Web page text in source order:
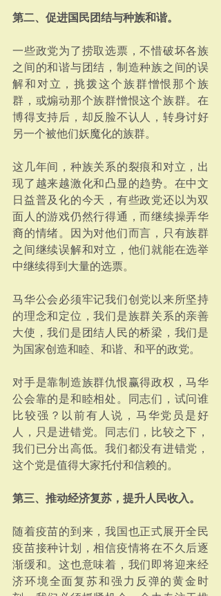
第二、促进国民团结与种族和谐。
一些政党为了捞取选票，不惜破坏各族
之间的和谐与团结，制造种族之间的误
解和对立，挑拨这个族群憎恨那个族
群，或煽动那个族群憎恨这个族群。在
博得支持后，却反脸不认人，转身讨好
另一个被他们妖魔化的族群。
这几年间，种族关系的裂痕和对立，出
现了越来越激化和凸显的趋势。在中文
日益普及化的今天，有些政党还以为双
面人的游戏仍然行得通，而继续操弄华
裔的情绪。因为对他们而言，只有族群
之间继续误解和对立，他们就能在选举
中继续得到大量的选票。
马华公会必须牢记我们创党以来所坚持
的理念和定位，我们是族群关系的亲善
大使，我们是团结人民的桥梁，我们是
为国家创造和睦、和谐、和平的政党。
对手是靠制造族群仇恨赢得政权，马华
公会靠的是和睦相处。同志们，试问谁
比较强？以前有人说，马华党员是好
人，只是进错党。同志们，比较之下，
我们已分出高低。我们都没有进错党，
这个党是值得大家托付和信赖的。
第三、推动经济复苏，提升人民收入。
随着疫苗的到来，我国也正式展开全民
疫苗接种计划，相信疫情将在不久后逐
渐缓和。这也意味着，我们即将迎来经
济环境全面复苏和强力反弹的黄金时